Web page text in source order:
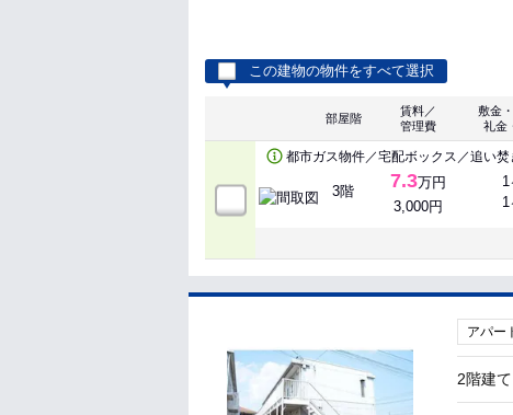
この建物の物件をすべて選択
部屋階
賃料／
管理費
敷金
礼金
都市ガス物件／宅配ボックス／追い焚
3階 7.3万円
3,000円
1
1
アパー
2階建て